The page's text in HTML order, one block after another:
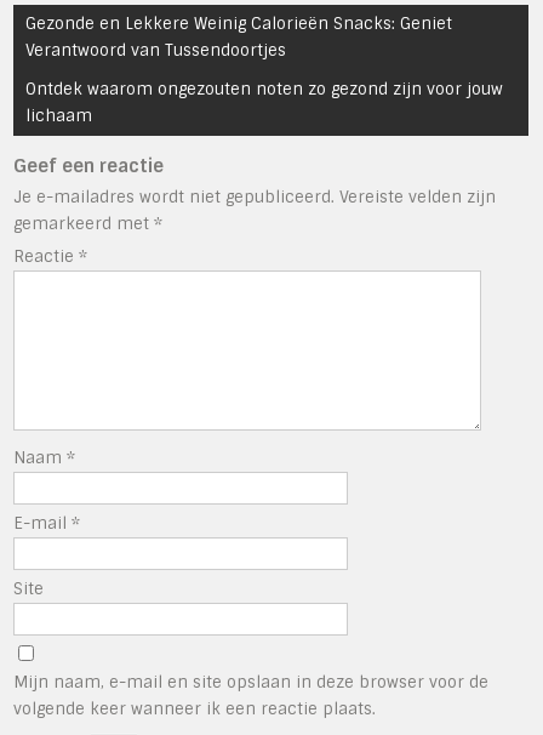
Bericht
navigatie
Gezonde en Lekkere Weinig Calorieën Snacks: Geniet
Verantwoord van Tussendoortjes
Ontdek waarom ongezouten noten zo gezond zijn voor jouw
lichaam
Geef een reactie
Je e-mailadres wordt niet gepubliceerd. Vereiste velden zijn
gemarkeerd met*
Reactie*
Naam*
E-mail*
Site
Mijn naam, e-mail en site opslaan in deze browser voor de
volgende keer wanneer ik een reactie plaats.